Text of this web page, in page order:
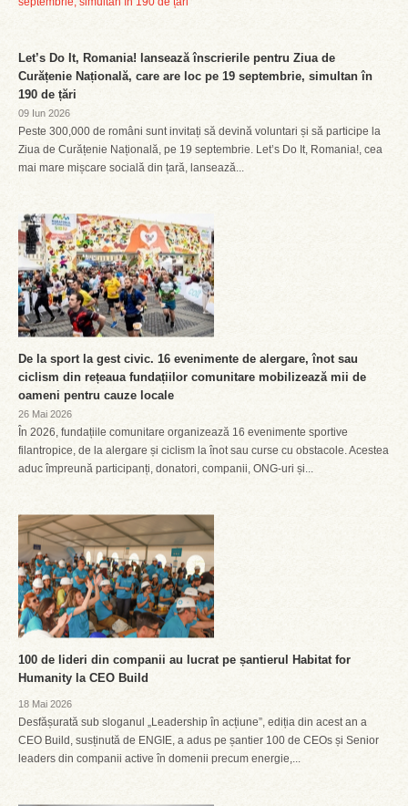
Let’s Do It, Romania! lansează înscrierile pentru Ziua de
Curățenie Națională, care are loc pe 19 septembrie, simultan în
190 de țări
09 Iun 2026
Peste 300,000 de români sunt invitați să devină voluntari și să participe la
Ziua de Curățenie Națională, pe 19 septembrie. Let’s Do It, Romania!, cea
mai mare mișcare socială din țară, lansează...
De la sport la gest civic. 16 evenimente de alergare, înot sau
ciclism din rețeaua fundațiilor comunitare mobilizează mii de
oameni pentru cauze locale
26 Mai 2026
În 2026, fundațiile comunitare organizează 16 evenimente sportive
filantropice, de la alergare și ciclism la înot sau curse cu obstacole. Acestea
aduc împreună participanți, donatori, companii, ONG-uri și...
100 de lideri din companii au lucrat pe șantierul Habitat for
Humanity la CEO Build
18 Mai 2026
Desfășurată sub sloganul „Leadership în acțiune”, ediția din acest an a
CEO Build, susținută de ENGIE, a adus pe șantier 100 de CEOs și Senior
leaders din companii active în domenii precum energie,...